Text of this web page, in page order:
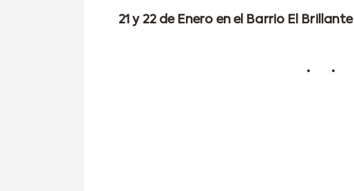
21 y 22 de Enero en el Barrio El Brillante